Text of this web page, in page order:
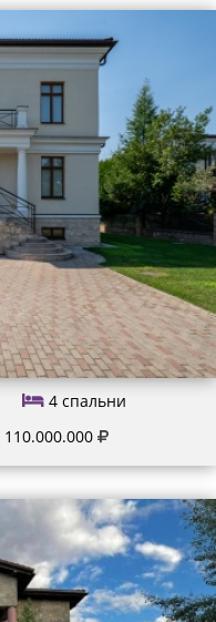
4 спальни
110.000.000